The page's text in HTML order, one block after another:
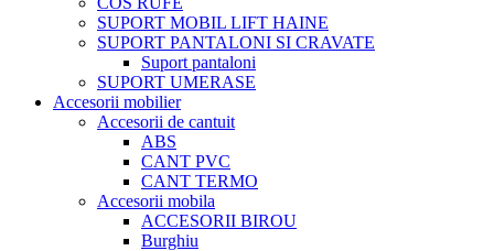
SUPORT MOBIL LIFT HAINE
SUPORT PANTALONI SI CRAVATE
Suport pantaloni
SUPORT UMERASE
Accesorii mobilier
Accesorii de cantuit
ABS
CANT PVC
CANT TERMO
Accesorii mobila
ACCESORII BIROU
Burghiu